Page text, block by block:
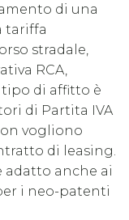
di una
tariffa
stradale,
RCA,
di affitto è
di Partita IVA
vogliono
di leasing.
adatto anche ai
i neo-patenti